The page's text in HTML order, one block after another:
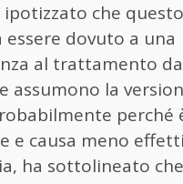
ipotizzato che questo
dovuto a una
al trattamento
assumono la
perché
e causa meno effetti
ha sottolineato che